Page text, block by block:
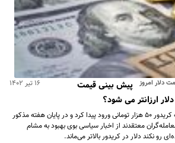
دلار امروز ۱۶ تیر ۱۴۰۲
پیش‌ بینی قیمت
طی دومین هفته تیرماه دلار به کریدور ۵۰ هزار تومانی ورود پیدا کرد و در پایان هفته مذکور
معتقدند از اخبار سیاسی بوی بهبود به مشام
رو نکند دلار در کریدور بالاتر می‌ماند.